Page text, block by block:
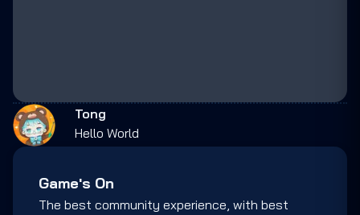
Tong
Hello World
Game's On
The best community experience, with best